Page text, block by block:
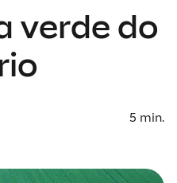
verde do
5 min.